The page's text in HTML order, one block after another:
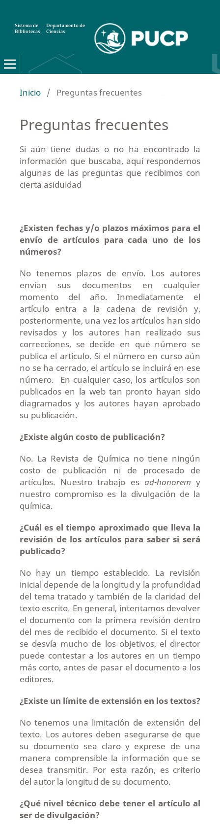
Sistema de
Bibliotecas
Departamento de
Ciencias
Inicio / Preguntas frecuentes
Preguntas frecuentes
Si aún tiene dudas o no ha encontrado la
información que buscaba, aquí respondemos
algunas de las preguntas que recibimos con
cierta asiduidad
¿Existen fechas y/o plazos máximos para el
envío de artículos para cada uno de los
números?
No tenemos plazos de envío. Los autores
envían sus documentos en cualquier
momento del año. Inmediatamente el
artículo entra a la cadena de revisión y,
posteriormente, una vez los artículos han sido
revisados y los autores han realizado sus
correcciones, se decide en qué número se
publica el artículo. Si el número en curso aún
no se ha cerrado, el artículo se incluirá en ese
número. En cualquier caso, los artículos son
publicados en la web tan pronto hayan sido
diagramados y los autores hayan aprobado
su publicación.
¿Existe algún costo de publicación?
No. La Revista de Química no tiene ningún
costo de publicación ni de procesado de
artículos. Nuestro trabajo es ad-honorem y
nuestro compromiso es la divulgación de la
química.
¿Cuál es el tiempo aproximado que lleva la
revisión de los artículos para saber si será
publicado?
No hay un tiempo establecido. La revisión
inicial depende de la longitud y la profundidad
del tema tratado y también de la claridad del
texto escrito. En general, intentamos devolver
el documento con la primera revisión dentro
del mes de recibido el documento. Si el texto
se desvía mucho de los objetivos, el director
puede contestar a los autores en un tiempo
más corto, antes de pasar el documento a los
editores.
¿Existe un límite de extensión en los textos?
No tenemos una limitación de extensión del
texto. Los autores deben asegurarse de que
su documento sea claro y exprese de una
manera comprensible la información que se
desea transmitir. Por esta razón, es criterio
del autor la longitud de su documento.
¿Qué nivel técnico debe tener el artículo al
ser de divulgación?